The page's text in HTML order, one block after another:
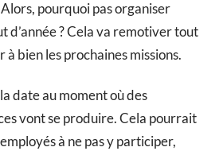
pourquoi pas organiser
d’année ? Cela va remotiver tout
à bien les prochaines missions.
date au moment où des
vont se produire. Cela pourrait
à ne pas y participer,